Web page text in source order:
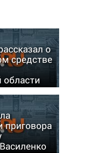
о
средстве
области
приговора